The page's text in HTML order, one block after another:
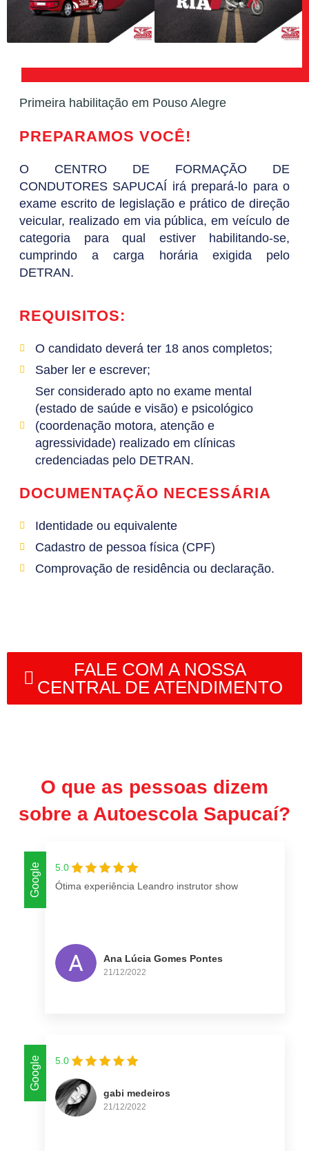
Primeira habilitação em Pouso Alegre
PREPARAMOS VOCÊ!
O CENTRO DE FORMAÇÃO DE
CONDUTORES SAPUCAÍ irá prepará-lo para o
exame escrito de legislação e prático de direção
veicular, realizado em via pública, em veículo de
categoria para qual estiver habilitando-se,
cumprindo a carga horária exigida pelo
DETRAN.
REQUISITOS:
O candidato deverá ter 18 anos completos;
Saber ler e escrever;
Ser considerado apto no exame mental
(estado de saúde e visão) e psicológico
(coordenação motora, atenção e
agressividade) realizado em clínicas
credenciadas pelo DETRAN.
DOCUMENTAÇÃO NECESSÁRIA
Identidade ou equivalente
Cadastro de pessoa física (CPF)
Comprovação de residência ou declaração.
FALE COM A NOSSA
CENTRAL DE ATENDIMENTO
O que as pessoas dizem
sobre a Autoescola Sapucaí?
Google
5.0
Ótima experiência Leandro instrutor show
Ana Lúcia Gomes Pontes
21/12/2022
Google 5.0
gabi medeiros
21/12/2022